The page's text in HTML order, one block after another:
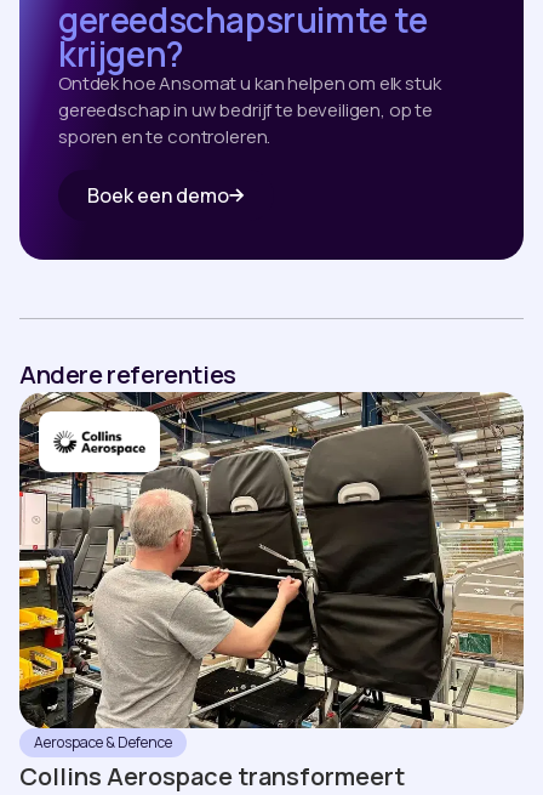
gereedschapsruimte te
krijgen?
Ontdek hoe Ansomat u kan helpen om elk stuk
gereedschap in uw bedrijf te beveiligen, op te
sporen en te controleren.
Boek een demo
Andere referenties
Aerospace & Defence
Collins Aerospace transformeert